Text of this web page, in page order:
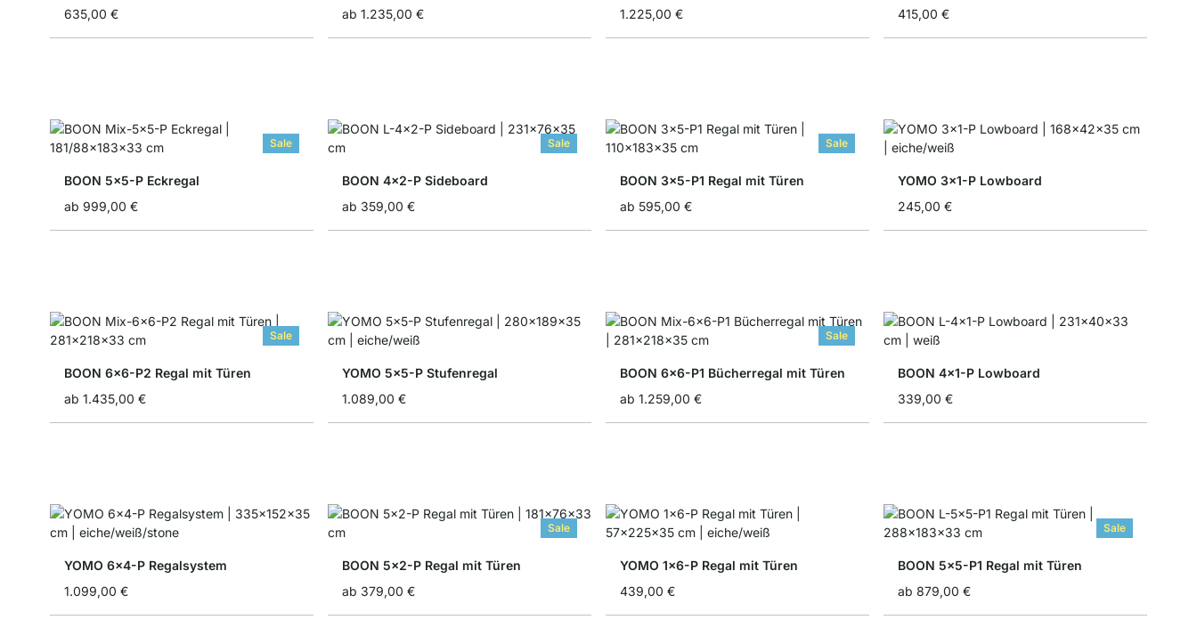
635,00 €
ab 1.235,00 €
1.225,00 €
415,00 €
Sale
BOON 5x5-P Eckregal
ab 999,00 €
Sale
BOON 4x2-P Sideboard
ab 359,00 €
Sale
BOON 3x5-P1 Regal mit Türen
ab 595,00 €
YOMO 3x1-P Lowboard
245,00 €
Sale
BOON 6x6-P2 Regal mit Türen
ab 1.435,00 €
YOMO 5x5-P Stufenregal
1.089,00 €
Sale
BOON 6x6-P1 Bücherregal mit Türen
ab 1.259,00 €
BOON 4x1-P Lowboard
339,00 €
YOMO 6x4-P Regalsystem
1.099,00 €
Sale
BOON 5x2-P Regal mit Türen
ab 379,00 €
YOMO 1x6-P Regal mit Türen
439,00 €
Sale
BOON 5x5-P1 Regal mit Türen
ab 879,00 €